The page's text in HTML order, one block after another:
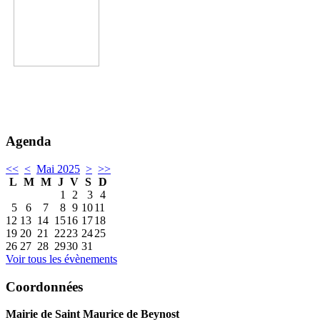
Agenda
<< < Mai 2025 > >>
L M M J V S D
1
2 3 4
5
6 7 8 9 1011
12 13 14 1516 1718
19 20 21 2223 2425
26 27 28 2930 31
Voir tous les évènements
Coordonnées
Mairie de Saint Maurice de Beynost